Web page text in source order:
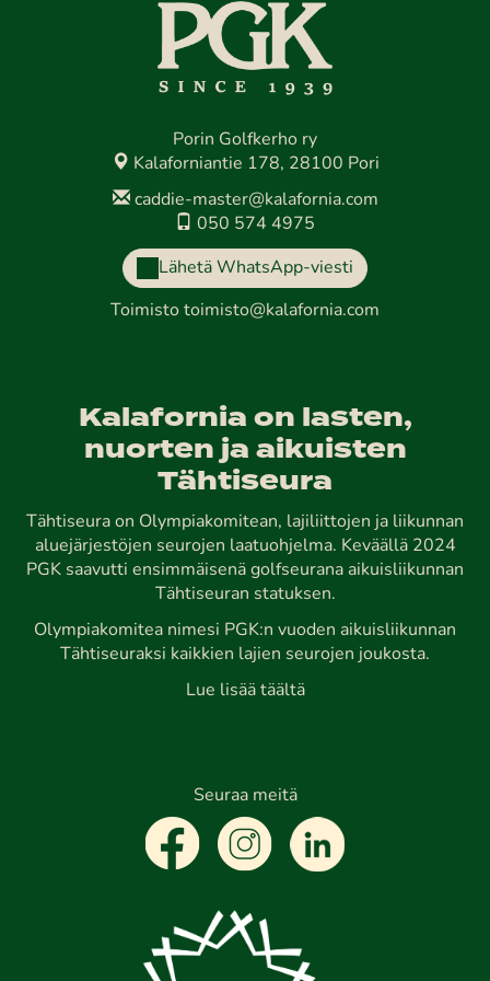
Porin Golfkerho ry
Kalaforniantie 178, 28100 Pori
caddie-master@kalafornia.com
050 574 4975
Lähetä WhatsApp-viesti
Toimisto toimisto@kalafornia.com
Kalafornia on lasten,
nuorten ja aikuisten
Tähtiseura
Tähtiseura on Olympiakomitean, lajiliittojen ja liikunnan
aluejärjestöjen seurojen laatuohjelma. Keväällä 2024
PGK saavutti ensimmäisenä golfseurana aikuisliikunnan
Tähtiseuran statuksen.
Olympiakomitea nimesi PGK:n vuoden aikuisliikunnan
Tähtiseuraksi kaikkien lajien seurojen joukosta.
Lue lisää täältä
Seuraa meitä